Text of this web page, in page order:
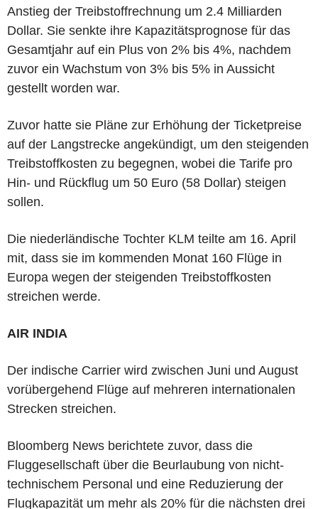
Anstieg der Treibstoffrechnung um 2.4 Milliarden
Dollar. Sie senkte ihre Kapazitätsprognose für das
Gesamtjahr auf ein Plus von 2% bis 4%, nachdem
zuvor ein Wachstum von 3% bis 5% in Aussicht
gestellt worden war.
Zuvor hatte sie Pläne zur Erhöhung der Ticketpreise
auf der Langstrecke angekündigt, um den steigenden
Treibstoffkosten zu begegnen, wobei die Tarife pro
Hin- und Rückflug um 50 Euro (58 Dollar) steigen
sollen.
Die niederländische Tochter KLM teilte am 16. April
mit, dass sie im kommenden Monat 160 Flüge in
Europa wegen der steigenden Treibstoffkosten
streichen werde.
AIR INDIA
Der indische Carrier wird zwischen Juni und August
vorübergehend Flüge auf mehreren internationalen
Strecken streichen.
Bloomberg News berichtete zuvor, dass die
Fluggesellschaft über die Beurlaubung von nicht-
technischem Personal und eine Reduzierung der
Flugkapazität um mehr als 20% für die nächsten drei